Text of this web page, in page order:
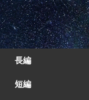
長編
短編